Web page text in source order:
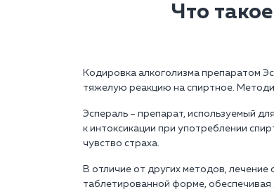
Что
Кодировка алкоголизма препаратом
тяжелую реакцию на спиртное.
Эспераль – препарат, используемый
к интоксикации при употреблении
чувство страха.
В отличие от других методов,
таблетированной форме, обеспечивая